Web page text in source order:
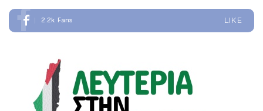
2.2k Fans LIKE